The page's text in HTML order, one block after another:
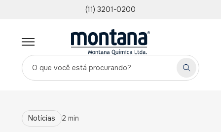
(11) 3201-0200
Notícias 2 min